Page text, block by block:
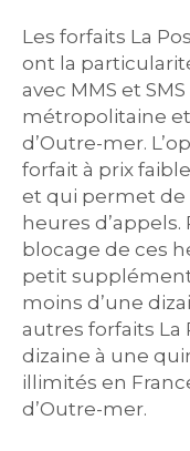
Les forfaits La
ont la
avec MMS et
métropolitaine
d’Outre-mer.
forfait à prix
et qui permet
heures
blocage de ces
petit
moins d’une
autres forfaits La
dizaine à une
illimités en
d’Outre-mer.